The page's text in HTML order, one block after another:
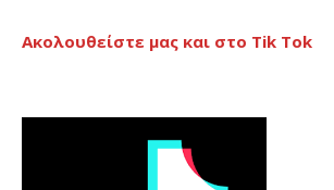
Ακολουθείστε μας και στο Tik Tok